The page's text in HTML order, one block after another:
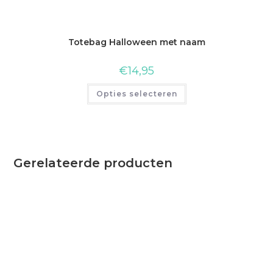
Totebag Halloween met naam
€14,95
Opties selecteren
Gerelateerde producten